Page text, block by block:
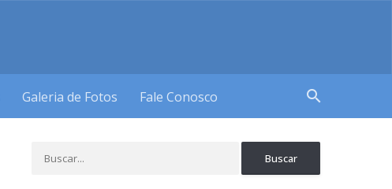
Galeria de Fotos Fale Conosco search